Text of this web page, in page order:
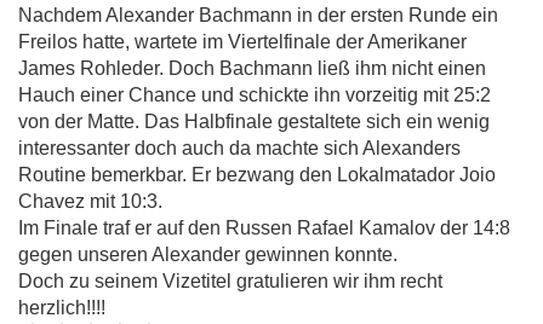
Nachdem Alexander Bachmann in der ersten Runde ein
Freilos hatte, wartete im Viertelfinale der Amerikaner
James Rohleder. Doch Bachmann ließ ihm nicht einen
Hauch einer Chance und schickte ihn vorzeitig mit 25:2
von der Matte. Das Halbfinale gestaltete sich ein wenig
interessanter doch auch da machte sich Alexanders
Routine bemerkbar. Er bezwang den Lokalmatador Joio
Chavez mit 10:3.
Im Finale traf er auf den Russen Rafael Kamalov der 14:8
gegen unseren Alexander gewinnen konnte.
Doch zu seinem Vizetitel gratulieren wir ihm recht
herzlich!!!!